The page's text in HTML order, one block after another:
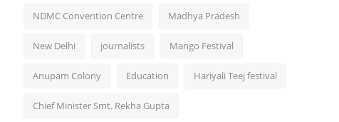
NDMC Convention Centre Madhya Pradesh
New Delhi journalists Mango Festival
Anupam Colony Education Hariyali Teej festival
Chief Minister Smt. Rekha Gupta